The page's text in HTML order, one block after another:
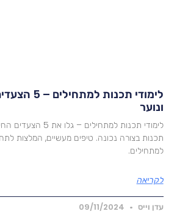
לימודי תכנות
לימודי תכנות למתחילים – גלו את
בצורה נכונה. טיפים מעשיים, המלצות לתחילת
וייס 09/11/2024